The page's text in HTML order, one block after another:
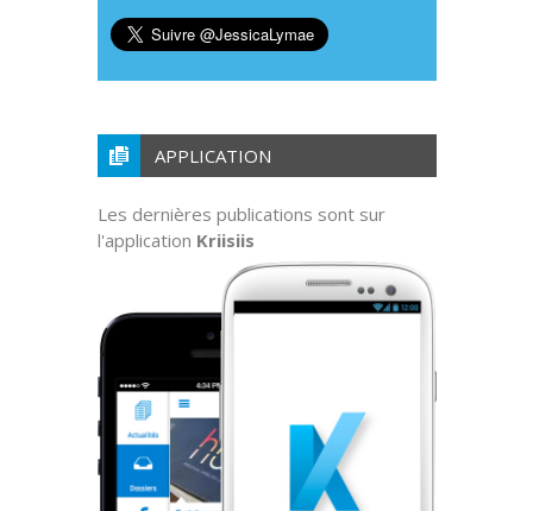
APPLICATION
Les dernières publications sont sur
l'application Kriisiis